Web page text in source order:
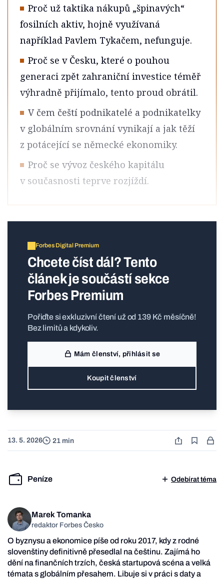
Proč už taktika nákupů „špinavých“
fosilních aktiv, hojně využívaná
například Pavlem Tykačem, nefunguje.
Proč se v Česku, které o pouhou
generaci zpět zahraniční investice téměř
výhradně přijímalo, tento proud obrátil.
V čem čeští podnikatelé a podnikatelky
v globálním srovnání vynikají a jak těží
z potácející se německé ekonomiky.
Proč se vývoz českého kapitálu
v současnosti teprve rozjíždí.
Forbes Digital Premium
Chcete číst dál? Tento
článek je součástí sekce
Forbes Premium
Pořiďte si exkluzivní čtení už od 139 Kč měsíčně!
Bez limitů a kdykoliv.
Mám členství, přihlásit se
Koupit členství
13. 5. 2026 21 min
Peníze Odebírat téma
Marek Tomanka
redaktor Forbes Česko
O byznysu a ekonomice píše od roku 2017, kdy z rodné
slovenštiny definitivně přesedlal na češtinu. Zajímá ho
dění na finančních trzích, česká startupová scéna a velká
témata s globálním přesahem. Libuje si v práci s daty a